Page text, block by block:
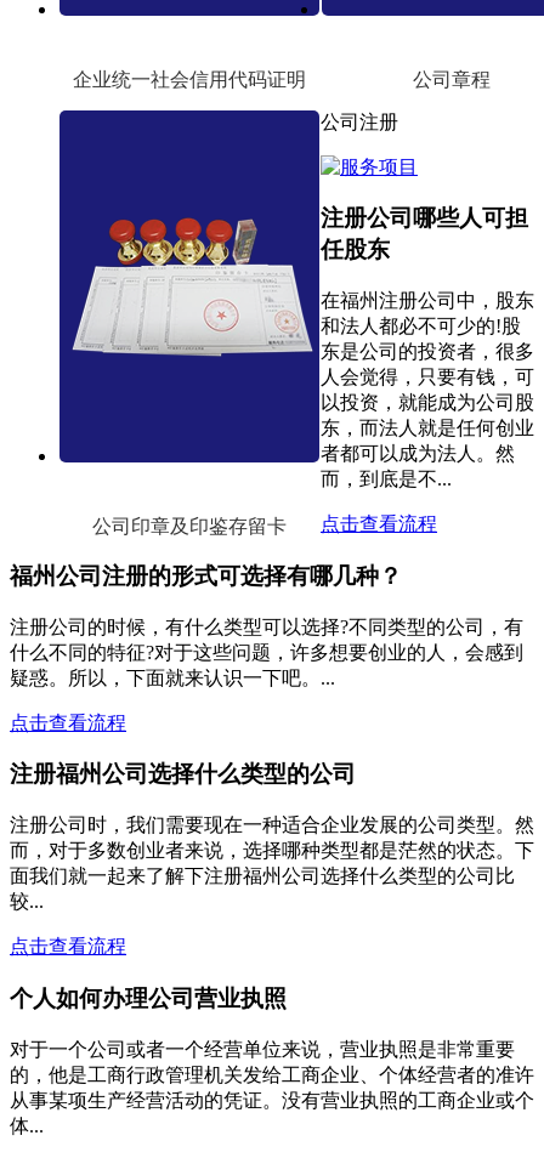
企业统一社会信用代码证明 公司章程
公司印章及印鉴存留卡
公司注册
注册公司哪些人可担
任股东
在福州注册公司中，股东
和法人都必不可少的!股
东是公司的投资者，很多
人会觉得，只要有钱，可
以投资，就能成为公司股
东，而法人就是任何创业
者都可以成为法人。然
而，到底是不...
点击查看流程
福州公司注册的形式可选择有哪几种？
注册公司的时候，有什么类型可以选择?不同类型的公司，有
什么不同的特征?对于这些问题，许多想要创业的人，会感到
疑惑。所以，下面就来认识一下吧。...
点击查看流程
注册福州公司选择什么类型的公司
注册公司时，我们需要现在一种适合企业发展的公司类型。然
而，对于多数创业者来说，选择哪种类型都是茫然的状态。下
面我们就一起来了解下注册福州公司选择什么类型的公司比
较...
点击查看流程
个人如何办理公司营业执照
对于一个公司或者一个经营单位来说，营业执照是非常重要
的，他是工商行政管理机关发给工商企业、个体经营者的准许
从事某项生产经营活动的凭证。没有营业执照的工商企业或个
体...